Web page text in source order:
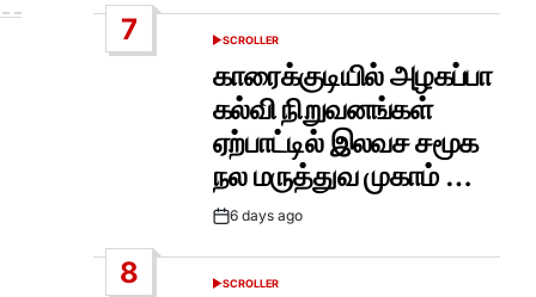
7
POSTED
SCROLLER
காரைக்குடியில் அழகப்பா
கல்வி நிறுவனங்கள்
ஏற்பாட்டில் இலவச சமூக
நல மருத்துவ முகாம் …
Post6 days ago
8
POSTED
SCROLLER